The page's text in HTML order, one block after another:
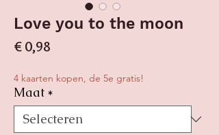
Love you to the moon
€ 0,98
4 kaarten kopen, de 5e gratis!
Maat *